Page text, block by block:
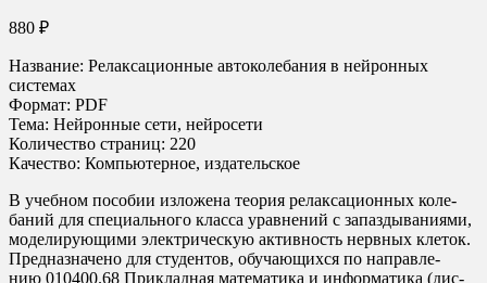
880 ₽
Название: Релаксационные автоколебания в нейронных
системах
Формат: PDF
Тема: Нейронные сети, нейросети
Количество страниц: 220
Качество: Компьютерное, издательское
В учебном пособии изложена теория релаксационных коле-
баний для специального класса уравнений с запаздываниями,
моделирующими электрическую активность нервных клеток.
Предназначено для студентов, обучающихся по направле-
нию 010400.68 Прикладная математика и информатика (дис-